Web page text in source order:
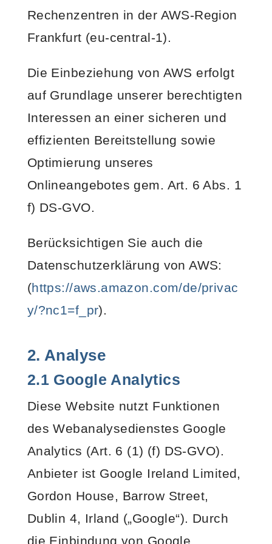
Rechenzentren in der AWS-Region
Frankfurt (eu-central-1).
Die Einbeziehung von AWS erfolgt
auf Grundlage unserer berechtigten
Interessen an einer sicheren und
effizienten Bereitstellung sowie
Optimierung unseres
Onlineangebotes gem. Art. 6 Abs. 1
f) DS-GVO.
Berücksichtigen Sie auch die
Datenschutzerklärung von AWS:
(https://aws.amazon.com/de/privac
y/?nc1=f_pr).
2. Analyse
2.1 Google Analytics
Diese Website nutzt Funktionen
des Webanalysedienstes Google
Analytics (Art. 6 (1) (f) DS-GVO).
Anbieter ist Google Ireland Limited,
Gordon House, Barrow Street,
Dublin 4, Irland („Google“). Durch
die Einbindung von Google